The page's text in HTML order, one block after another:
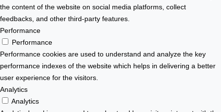
the content of the website on social media platforms, collect
feedbacks, and other third-party features.
Performance
Performance
Performance cookies are used to understand and analyze the key
performance indexes of the website which helps in delivering a better
user experience for the visitors.
Analytics
Analytics